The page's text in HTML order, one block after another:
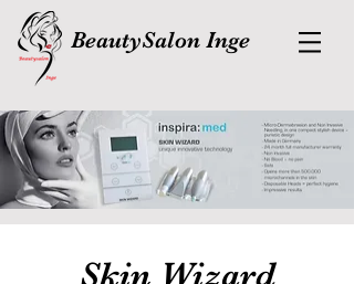
BeautySalon Inge
Skin Wizard